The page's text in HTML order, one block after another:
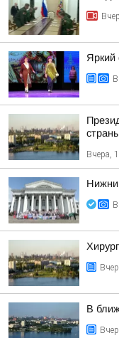
Яркий
Вчера,
В